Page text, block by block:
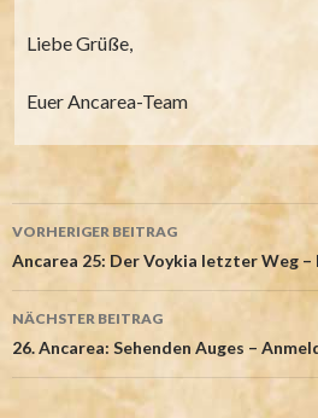
Liebe Grüße,
Euer Ancarea-Team
Beitrags-
Navigation
VORHERIGER BEITRAG
Ancarea 25: Der Voykia letzter Weg –
NÄCHSTER BEITRAG
26. Ancarea: Sehenden Auges –